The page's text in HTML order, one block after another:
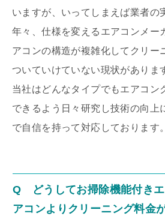
いますが、いってしまえば業者の
年々、仕様を変えるエアコンメー
アコンの構造が複雑化してクリー
ついていけていない現状がありま
当社はどんなタイプでもエアコン
できるよう日々研究し技術の向上
で自信を持って対応しております。
Q どうしてお掃除機能付き
アコンよりクリーニング料金